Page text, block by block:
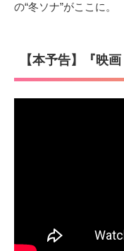
の“冬ソナ”がここに。
【本予告】『映